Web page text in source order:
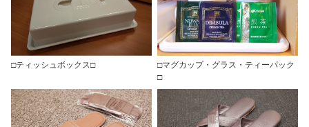
□ティッシュボックス□
□マグカップ・グラス・ティーパック
□